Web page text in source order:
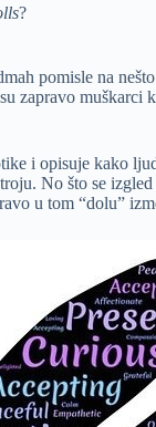
?
pomisle na
zapravo
i opisuje kako
No što se
u tom “dolu”